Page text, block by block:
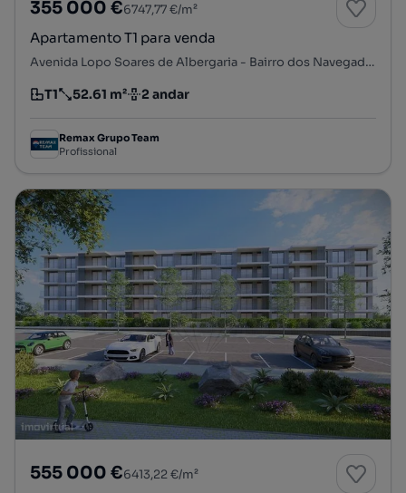
355 000 €6747,77 €/m²
Apartamento T1 para venda
Avenida Lopo Soares de Albergaria - Bairro dos Navegadores, Porto Salvo, Oeiras, Lisboa
Tipologia
T1
Preço por metro quadrado
52.61 m²
Andar 2 andar
Remax Grupo Team
Profissional
555 000 €6413,22 €/m²